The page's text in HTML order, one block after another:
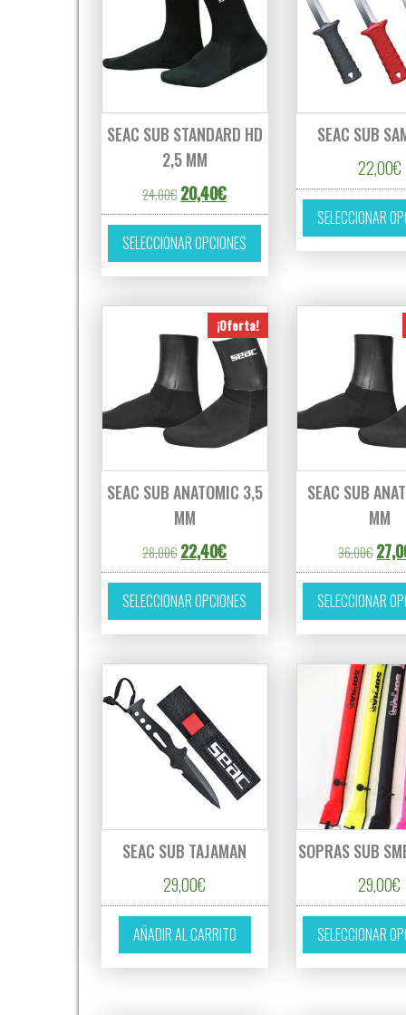
SEAC SUB STANDARD HD
2,5 MM
24,00€ El precio original era: 24,00€.
20,40€El precio actual es: 20,40€.
SELECCIONAR OPCIONES
Este producto tiene
SEAC SUB
22,00€
SELECCIONAR
¡Oferta!
SEAC SUB ANATOMIC 3,5
MM
28,00€ El precio original era: 28,00€.
22,40€El precio actual es: 22,40€.
SELECCIONAR OPCIONES
Este producto tiene
SEAC SUB
MM
36,00€ El
SELECCIONAR
SEAC SUB TAJAMAN
29,00€
AÑADIR AL CARRITO
SOPRAS SUB
29,00€
SELECCIONAR